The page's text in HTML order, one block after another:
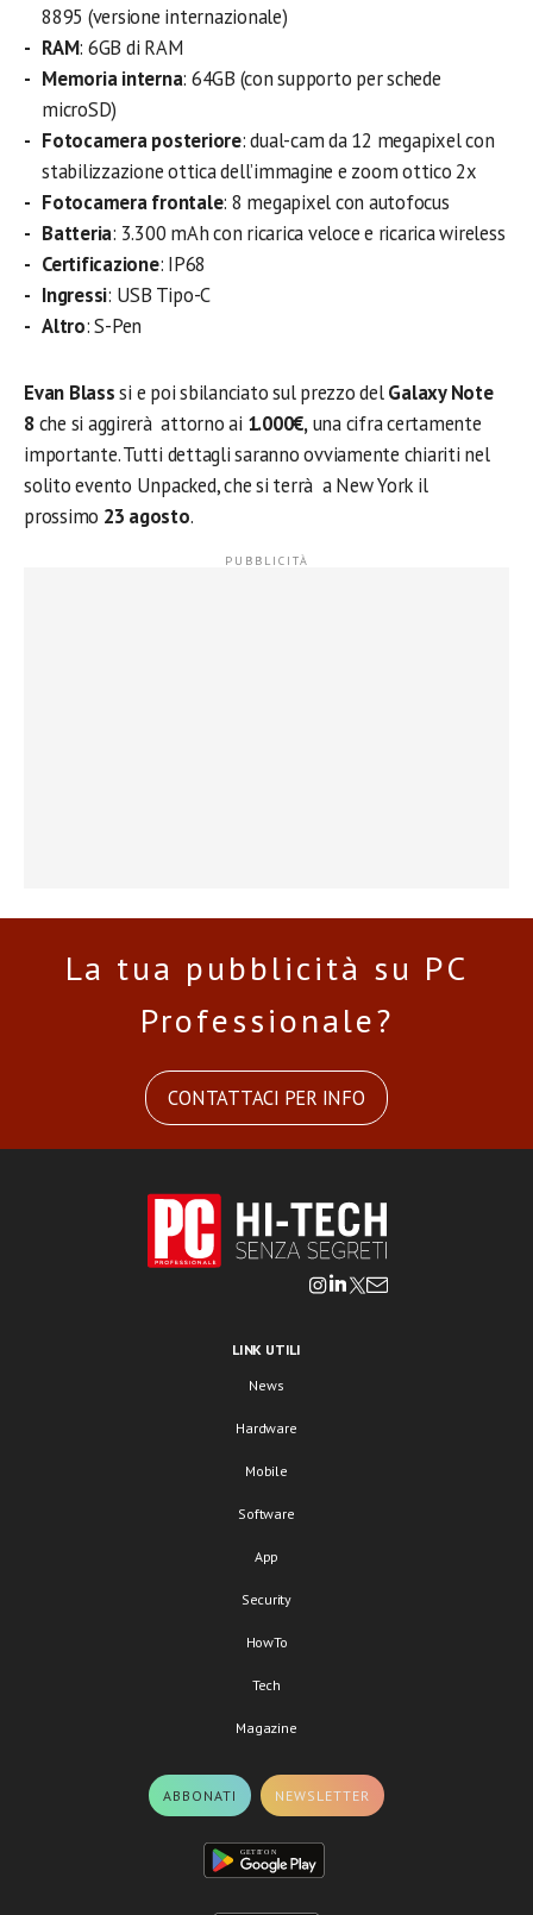
8895 (versione internazionale)
RAM: 6GB di RAM
Memoria interna: 64GB (con supporto per schede
microSD)
Fotocamera posteriore: dual-cam da 12 megapixel con
stabilizzazione ottica dell’immagine e zoom ottico 2x
Fotocamera frontale: 8 megapixel con autofocus
Batteria: 3.300 mAh con ricarica veloce e ricarica wireless
Certificazione: IP68
Ingressi: USB Tipo-C
Altro: S-Pen
Evan Blasssi e poi sbilanciato sul prezzo delGalaxy Note
8che si aggirerà attorno ai 1.000€,una cifra certamente
importante. Tutti dettagli saranno ovviamente chiariti nel
solito evento Unpacked, che si terrà a New York il
prossimo 23 agosto.
La tua pubblicità su PC
Professionale?
CONTATTACI PER INFO
LINK UTILI
News
Hardware
Mobile
Software
App
Security
HowTo
Tech
Magazine
ABBONATI NEWSLETTER